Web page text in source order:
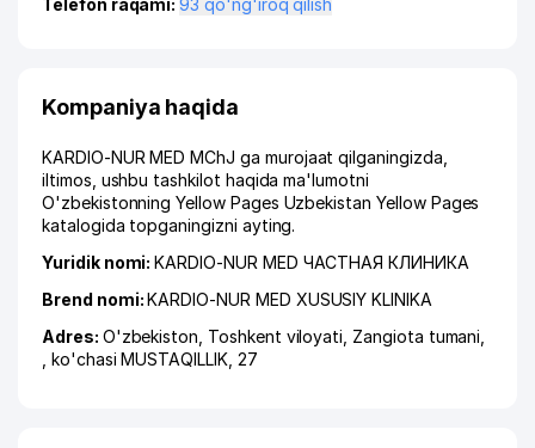
Telefon raqami:
93 qo'ng'iroq qilish
Kompaniya haqida
KARDIO-NUR MED MChJ ga murojaat qilganingizda,
iltimos, ushbu tashkilot haqida ma'lumotni
O'zbekistonning Yellow Pages Uzbekistan Yellow Pages
katalogida topganingizni ayting.
Yuridik nomi:KARDIO-NUR MED ЧАСТНАЯ КЛИНИКА
Brend nomi:KARDIO-NUR MED XUSUSIY KLINIKA
Adres: O'zbekiston, Toshkent viloyati Zangiota tumani
ko'chasi MUSTAQILLIK, 27